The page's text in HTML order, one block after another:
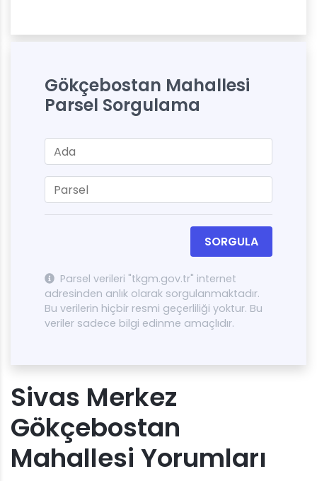
Gökçebostan Mahallesi
Parsel Sorgulama
SORGULA
Parsel verileri "tkgm.gov.tr" internet
adresinden anlık olarak sorgulanmaktadır.
Bu verilerin hiçbir resmi geçerliliği yoktur. Bu
veriler sadece bilgi edinme amaçlıdır.
Sivas Merkez
Gökçebostan
Mahallesi Yorumları